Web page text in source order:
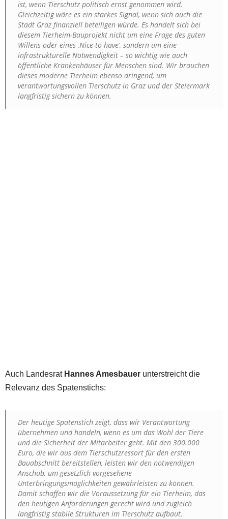
ist, wenn Tierschutz politisch ernst genommen wird.
Gleichzeitig wäre es ein starkes Signal, wenn sich auch die
Stadt Graz finanziell beteiligen würde. Es handelt sich bei
diesem Tierheim-Bauprojekt nicht um eine Frage des guten
Willens oder eines ‚Nice-to-have‘, sondern um eine
infrastrukturelle Notwendigkeit – so wichtig wie auch
öffentliche Krankenhäuser für Menschen sind. Wir brauchen
dieses moderne Tierheim ebenso dringend, um
verantwortungsvollen Tierschutz in Graz und der Steiermark
langfristig sichern zu können.
Auch Landesrat Hannes Amesbauer unterstreicht die
Relevanz des Spatenstichs:
Der heutige Spatenstich zeigt, dass wir Verantwortung
übernehmen und handeln, wenn es um das Wohl der Tiere
und die Sicherheit der Mitarbeiter geht. Mit den 300.000
Euro, die wir aus dem Tierschutzressort für den ersten
Bauabschnitt bereitstellen, leisten wir den notwendigen
Anschub, um gesetzlich vorgesehene
Unterbringungsmöglichkeiten gewährleisten zu können.
Damit schaffen wir die Voraussetzung für ein Tierheim, das
den heutigen Anforderungen gerecht wird und zugleich
langfristig stabile Strukturen im Tierschutz aufbaut.